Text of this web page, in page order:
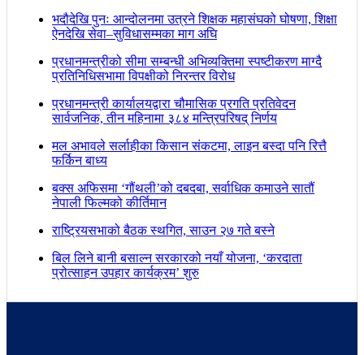
भदौदेखि पुनः आन्दोलनमा उत्रने शिक्षक महासंघको घोषणा, शिक्षा
ऐनदेखि सेवा–सुविधासम्मका माग अघि
प्रधानमन्त्रीको सीमा सम्बन्धी अभिव्यक्तिमा स्पष्टीकरण माग्दै
प्रतिनिधिसभामा विपक्षीको निरन्तर विरोध
प्रधानमन्त्री कार्यालयद्वारा चौमासिक प्रगति प्रतिवेदन
सार्वजनिक, तीन महिनामा ३८४ मन्त्रिपरिषद् निर्णय
मल अभावले सर्लाहीका किसान संकटमा, लाइन बस्दा पनि रित्तै
फर्किन बाध्य
बक्स अफिसमा ‘गौंथली’को दबदबा, सर्वाधिक कमाउने सातौं
नेपाली फिल्मको कीर्तिमान
राष्ट्रियसभाको बैठक स्थगित, साउन २७ गते बस्ने
बिल लिने बानी बसाल्न सरकारको नयाँ योजना, ‘करदाता
प्रोत्साहन उपहार कार्यक्रम’ शुरु